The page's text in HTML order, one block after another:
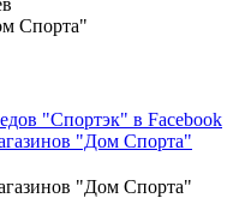
Спорта"
"Дом Спорта"
"Дом Спорта"